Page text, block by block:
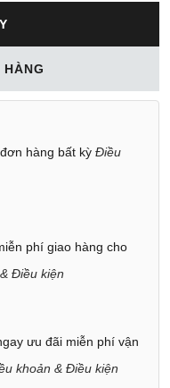
hàng bất kỳ Điều
phí giao hàng cho
Điều kiện
ưu đãi miễn phí vận
khoản & Điều kiện